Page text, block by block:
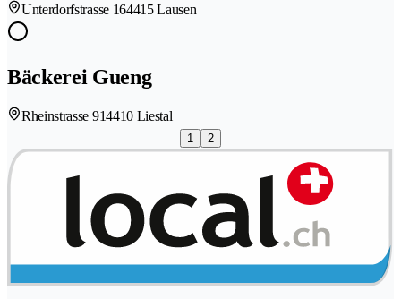
Unterdorfstrasse 164415 Lausen
Bäckerei Gueng
Rheinstrasse 914410 Liestal
1 2